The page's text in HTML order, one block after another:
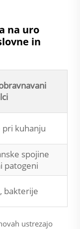
na uro
in
pri kuhanju
spojine
patogeni
bakterije
ustrezajo